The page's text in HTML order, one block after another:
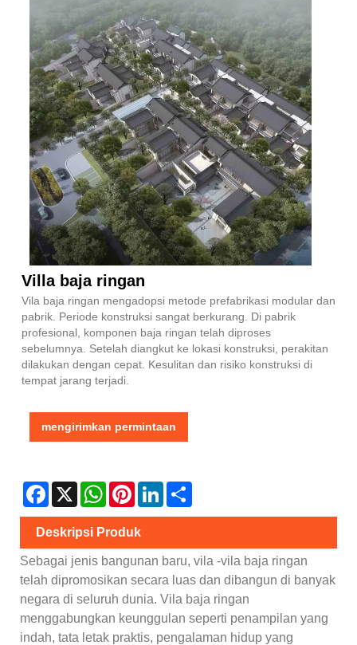
Villa baja ringan
Vila baja ringan mengadopsi metode prefabrikasi modular dan
pabrik. Periode konstruksi sangat berkurang. Di pabrik
profesional, komponen baja ringan telah diproses
sebelumnya. Setelah diangkut ke lokasi konstruksi, perakitan
dilakukan dengan cepat. Kesulitan dan risiko konstruksi di
tempat jarang terjadi.
mengirimkan permintaan
Facebook
X WhatsAppPinterestLinkedIn
Deskripsi Produk
Sebagai jenis bangunan baru, vila -vila baja ringan
telah dipromosikan secara luas dan dibangun di banyak
negara di seluruh dunia. Vila baja ringan
menggabungkan keunggulan seperti penampilan yang
indah, tata letak praktis, pengalaman hidup yang